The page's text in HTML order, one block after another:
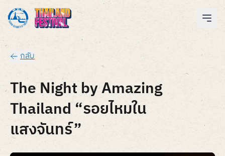
กลับ
The Night by Amazing
Thailand “รอยไหมใน
แสงจันทร์”